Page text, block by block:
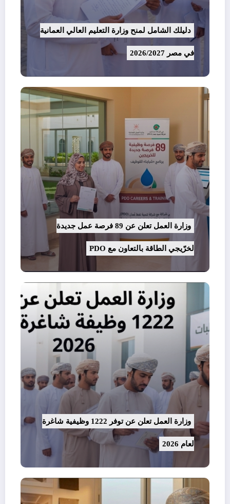
دليلك الشامل لمنح وزارة التعليم العالي العمانية
في مصر 2026/2027
وزارة العمل تعلن عن 89 فرصة عمل جديدة
لخرّيجي الطاقة بالتعاون مع PDO
وزارة العمل تعلن عن توفر 1222 وظيفية شاغرة
لعام 2026